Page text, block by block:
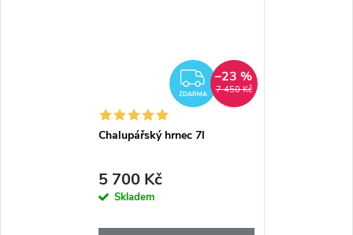
ZDARMA
ZDARMA 7 450 Kč
–23 %
Chalupářský hrnec 7l
5 700 Kč
Skladem